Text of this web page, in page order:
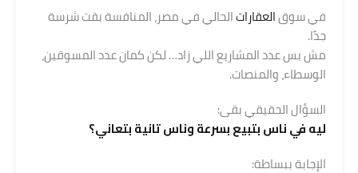
في سوقالعقاراتالحالي في مصر، المنافسة بقت شرسة
جدًا.
مش بس عدد المشاريع اللي زاد… لكن كمان عدد المسوقين،
الوسطاء، والمنصات.
السؤال الحقيقي بقى:
ليه في ناس بتبيع بسرعة وناس تانية بتعاني؟
الإجابة ببساطة: